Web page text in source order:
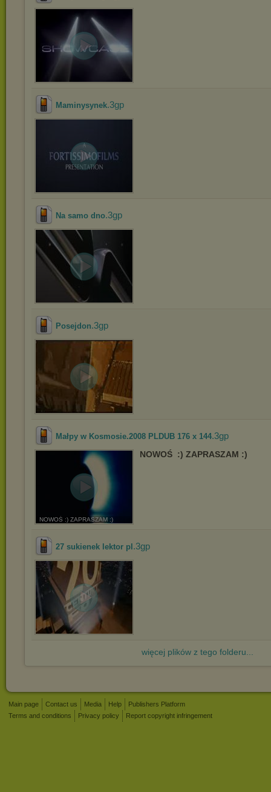
Maminysynek.3gp
Na samo dno.3gp
Posejdon.3gp
Małpy w Kosmosie.2008 PLDUB 176 x 144.3gp
NOWOŚ :) ZAPRASZAM :)
NOWOŚ :) ZAPRASZAM :)
27 sukienek lektor pl .3gp
więcej plików z tego folderu...
Main page Contact us Media Help
Publishers Platform
Terms and conditions
Privacy policy Report copyright infringement